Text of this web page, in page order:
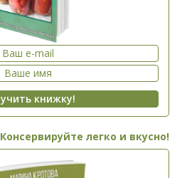
Консервируйте легко и вкусно!